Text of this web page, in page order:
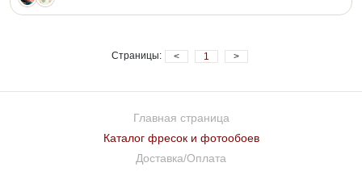
Страницы: < 1 >
Главная страница
Каталог фресок и фотообоев
Доставка/Оплата